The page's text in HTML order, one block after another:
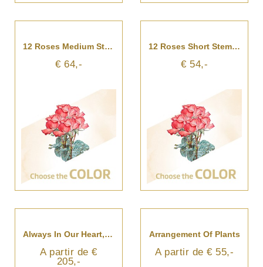
12 Roses Medium Stem Without Filler
€ 64,-
12 Roses Short Stem Without Filler
€ 54,-
Always In Our Heart, For The Cemetery
A partir de €
205,-
Arrangement Of Plants
A partir de € 55,-